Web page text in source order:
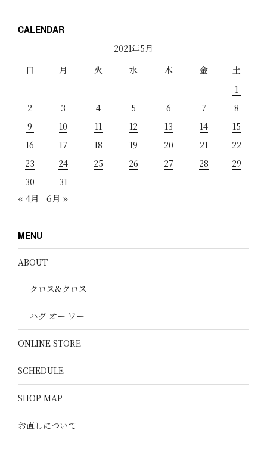
CALENDAR
2021年5月
日
月 火 水 木 金
土
1
2
3 4 5 6 7
8
9
10 11 12 13 14
15
16
17 18 19 20 21
22
23
24 25 26 27 28
29
30
31
« 4月 6月 »
MENU
ABOUT
クロス&クロス
ハグ オー ワー
ONLINE STORE
SCHEDULE
SHOP MAP
お直しについて